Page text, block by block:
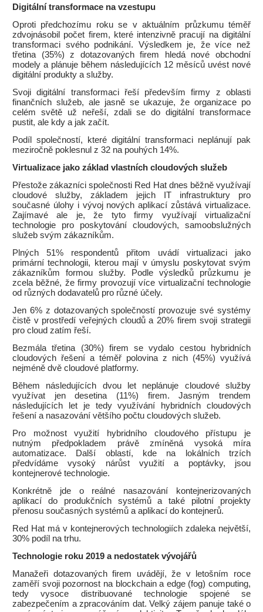
Digitální transformace na vzestupu
Oproti předchozímu roku se v aktuálním průzkumu téměř
zdvojnásobil počet firem, které intenzivně pracují na digitální
transformaci svého podnikání. Výsledkem je, že více než
třetina (35%) z dotazovaných firem hledá nové obchodní
modely a plánuje během následujících 12 měsíců uvést nové
digitální produkty a služby.
Svoji digitální transformaci řeší především firmy z oblasti
finančních služeb, ale jasně se ukazuje, že organizace po
celém světě už neřeší, zdali se do digitální transformace
pustit, ale kdy a jak začít.
Podíl společností, které digitální transformaci neplánují pak
meziročně poklesnul z 32 na pouhých 14%.
Virtualizace jako základ vlastních cloudových služeb
Přestože zákazníci společnosti Red Hat dnes běžně využívají
cloudové služby, základem jejich IT infrastruktury pro
současné úlohy i vývoj nových aplikací zůstává virtualizace.
Zajímavé ale je, že tyto firmy využívají virtualizační
technologie pro poskytování cloudových, samoobslužných
služeb svým zákazníkům.
Plných 51% respondentů přitom uvádí virtualizaci jako
primární technologii, kterou mají v úmyslu poskytovat svým
zákazníkům formou služby. Podle výsledků průzkumu je
zcela běžné, že firmy provozují více virtualizační technologie
od různých dodavatelů pro různé účely.
Jen 6% z dotazovaných společností provozuje své systémy
čistě v prostředí veřejných cloudů a 20% firem svoji strategii
pro cloud zatím řeší.
Bezmála třetina (30%) firem se vydalo cestou hybridních
cloudových řešení a téměř polovina z nich (45%) využívá
nejméně dvě cloudové platformy.
Během následujících dvou let neplánuje cloudové služby
využívat jen desetina (11%) firem. Jasným trendem
následujících let je tedy využívání hybridních cloudových
řešení a nasazování většího počtu cloudových služeb.
Pro možnost využití hybridního cloudového přístupu je
nutným předpokladem právě zmíněná vysoká míra
automatizace. Další oblastí, kde na lokálních trzích
předvídáme vysoký nárůst využití a poptávky, jsou
kontejnerové technologie.
Konkrétně jde o reálné nasazování kontejnerizovaných
aplikací do produkčních systémů a také pilotní projekty
přenosu současných systémů a aplikací do kontejnerů.
Red Hat má v kontejnerových technologiích zdaleka největší,
30% podíl na trhu.
Technologie roku 2019 a nedostatek vývojářů
Manažeři dotazovaných firem uvádějí, že v letošním roce
zaměří svoji pozornost na blockchain a edge (fog) computing,
tedy vysoce distribuované technologie spojené se
zabezpečením a zpracováním dat. Velký zájem panuje také o